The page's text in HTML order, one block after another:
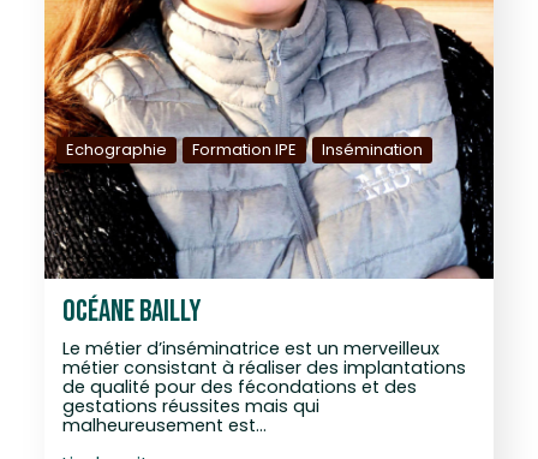
Echographie Formation IPE Insémination
OCÉANE BAILLY
Le métier d’inséminatrice est un merveilleux
métier consistant à réaliser des implantations
de qualité pour des fécondations et des
gestations réussites mais qui
malheureusement est…